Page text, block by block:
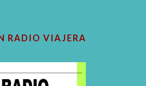
RADIO VIAJERA